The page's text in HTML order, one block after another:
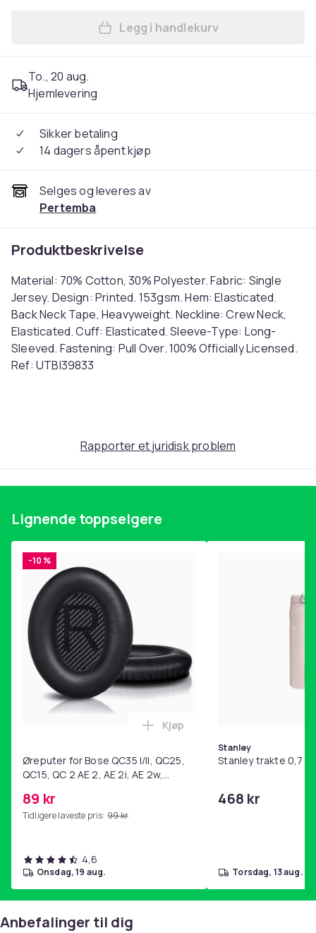
Legg NASA Boys Classic
Legg i handlekurv
To., 20 aug.
Hjemlevering
Sikker betaling
14 dagers åpent kjøp
Selges og leveres av
Pertemba
Produktbeskrivelse
Material: 70% Cotton, 30% Polyester. Fabric: Single
Jersey. Design: Printed. 153gsm. Hem: Elasticated.
Back Neck Tape, Heavyweight. Neckline: Crew Neck,
Elasticated. Cuff: Elasticated. Sleeve-Type: Long-
Sleeved. Fastening: Pull Over. 100% Officially Licensed.
Ref: UTBI39833
9e0a136e-9ae4-4268-923e-5c7e2350bf2b
Produktsikkerhetsinformasjon
Rapporter et juridisk problem
Lignende toppselgere
-10 %
Øreputer for Bose QC35 I/II, QC25,
QC15, QC 2 AE 2, AE 2i, AE 2w,
89 kr
Tidligere laveste pris: 99 kr
Legg Øreputer for Bose QC35
Kjøp
4,6
onsdag, 19 aug.
Stanley
Stanley trakte 0,7 l,
468 kr
torsdag, 13 aug.
Anbefalinger til dig